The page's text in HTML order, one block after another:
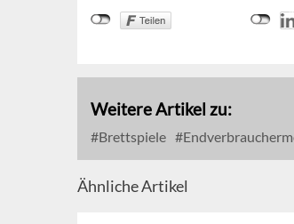
Weitere Artikel zu:
Brettspiele
Ähnliche Artikel